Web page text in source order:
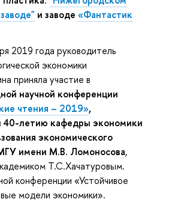
и заводе«Фантастик
2019 года руководитель
экономики
приняла участие в
научной конференции
чтения – 2019»,
40-летию кафедры экономики
экономического
имени М.В. Ломоносова,
Т.С.Хачатуровым.
конференции «Устойчивое
модели экономики».